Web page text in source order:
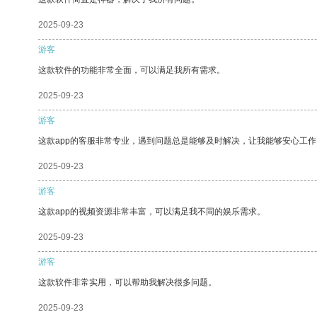
2025-09-23
游客
这款软件的功能非常全面，可以满足我所有需求。
2025-09-23
游客
这款app的客服非常专业，遇到问题总是能够及时解决，让我能够安心工
2025-09-23
游客
这款app的视频资源非常丰富，可以满足我不同的娱乐需求。
2025-09-23
游客
这款软件非常实用，可以帮助我解决很多问题。
2025-09-23